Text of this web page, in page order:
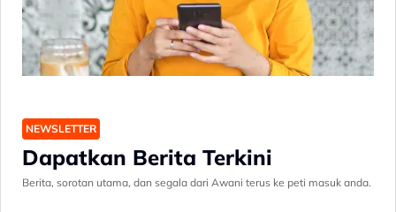
NEWSLETTER
Dapatkan Berita Terkini
Berita, sorotan utama, dan segala dari Awani terus ke peti masuk anda.